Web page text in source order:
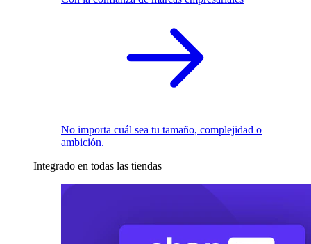
No importa cuál sea tu tamaño, complejidad o
ambición.
Integrado en todas las tiendas